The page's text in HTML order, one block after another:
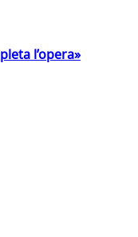
l’opera»